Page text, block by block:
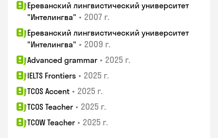
Ереванский лингвистический университет
"Интелингва" • 2007 г.
Ереванский лингвистический университет
"Интелингва" • 2009 г.
Advanced grammar • 2025 г.
IELTS Frontiers • 2025 г.
TCOS Accent • 2025 г.
TCOS Teacher • 2025 г.
TCOW Teacher • 2025 г.